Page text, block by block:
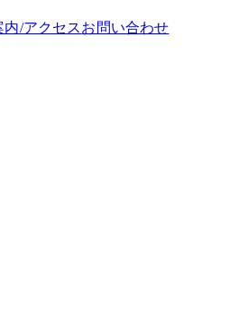
内/アクセスお問い合わせ